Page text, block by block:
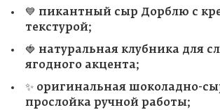
💙 пикантный сыр Дорблю с
текстурой;
🍓 натуральная клубника для
ягодного акцента;
✨ оригинальная шоколадно-
прослойка ручной работы;